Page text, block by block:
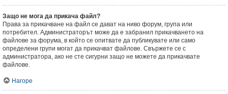
Защо не мога да прикача файл?
Права за прикачване на файл се дават на ниво форум, група или
потребител. Администраторът може да е забранил прикачването на
файлове за форума, в който се опитвате да публикувате или само
определени групи могат да прикачват файлове. Свържете се с
администратора, ако не сте сигурни защо не можете да прикачвате
файлове.
Нагоре